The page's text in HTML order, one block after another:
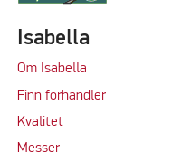
Isabella
Om Isabella
Finn forhandler
Kvalitet
Messer